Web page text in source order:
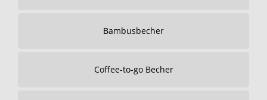
Bambusbecher
Coffee-to-go Becher